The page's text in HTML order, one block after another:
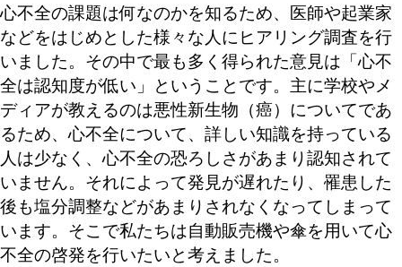
心不全の課題は何なのかを知るため、医師や起業家
などをはじめとした様々な人にヒアリング調査を行
いました。その中で最も多く得られた意見は「心不
全は認知度が低い」ということです。主に学校やメ
ディアが教えるのは悪性新生物（癌）についてであ
るため、心不全について、詳しい知識を持っている
人は少なく、心不全の恐ろしさがあまり認知されて
いません。それによって発見が遅れたり、罹患した
後も塩分調整などがあまりされなくなってしまって
います。そこで私たちは自動販売機や傘を用いて心
不全の啓発を行いたいと考えました。